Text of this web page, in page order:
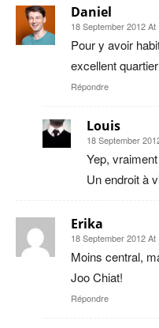
Daniel
18 September 2012 At
Pour y avoir
excellent
Répondre
Louis
18 September
Yep,
Un endroit à
Erika
18 September 2012 At
Moins central,
Joo Chiat!
Répondre